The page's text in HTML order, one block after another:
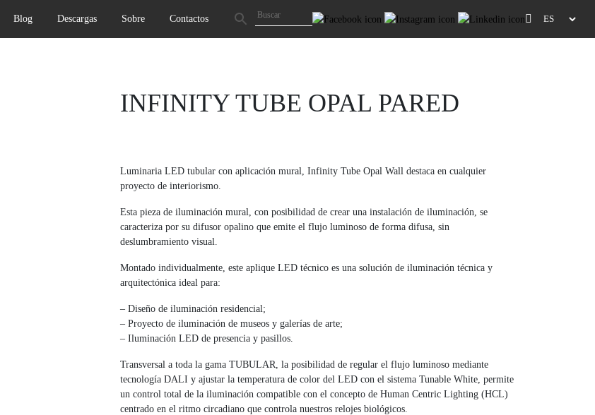
Blog Descargas Sobre Contactos
INFINITY TUBE OPAL PARED
Luminaria LED tubular con aplicación mural, Infinity Tube Opal Wall destaca en cualquier
proyecto de interiorismo.
Esta pieza de iluminación mural, con posibilidad de crear una instalación de iluminación, se
caracteriza por su difusor opalino que emite el flujo luminoso de forma difusa, sin
deslumbramiento visual.
Montado individualmente, este aplique LED técnico es una solución de iluminación técnica y
arquitectónica ideal para:
– Diseño de iluminación residencial;
– Proyecto de iluminación de museos y galerías de arte;
– Iluminación LED de presencia y pasillos.
Transversal a toda la gama TUBULAR, la posibilidad de regular el flujo luminoso mediante
tecnología DALI y ajustar la temperatura de color del LED con el sistema Tunable White, permite
un control total de la iluminación compatible con el concepto de Human Centric Lighting (HCL)
centrado en el ritmo circadiano que controla nuestros relojes biológicos.